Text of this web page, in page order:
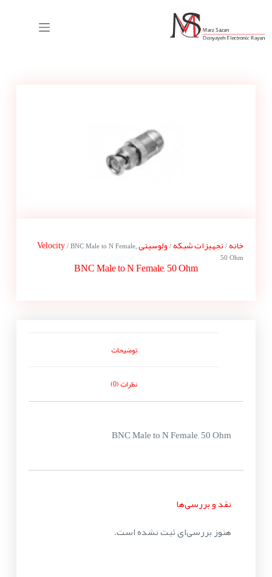
خانه/ تجهیزات شبکه/ ولوسیتی Velocity / BNC Male to N Female,
50 Ohm
BNC Male to N Female, 50 Ohm
توضیحات
نظرات (0)
BNC Male to N Female, 50 Ohm
نقد و بررسی‌ها
هنوز بررسی‌ای ثبت نشده است.